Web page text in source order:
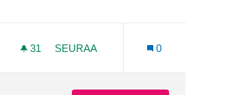
ALUEELLE
mukaan: Keskusta
31 31 SEURAAJAA
SEURAA
0